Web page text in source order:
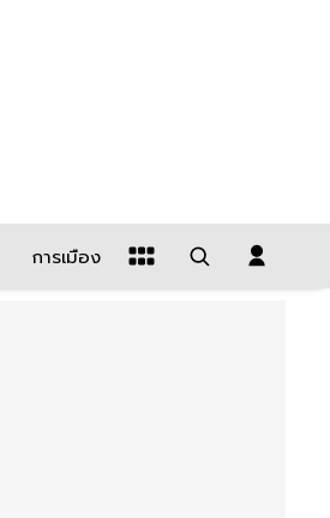
การเมือง